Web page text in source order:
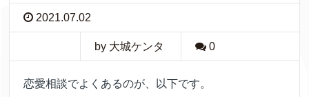
2021.07.02
by 大城ケンタ 0
恋愛相談でよくあるのが、以下です。